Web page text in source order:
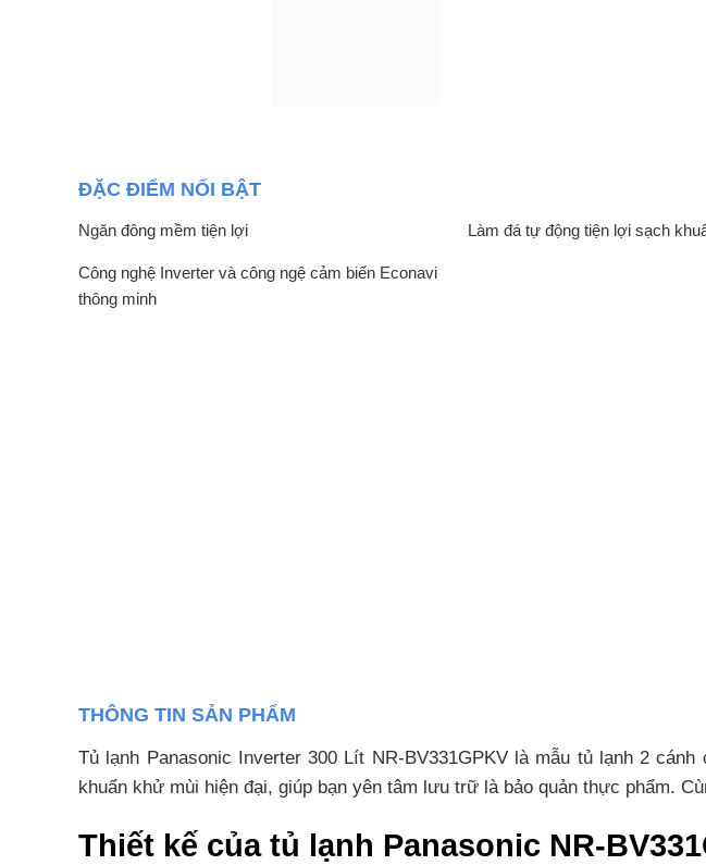
ĐẶC ĐIỂM NỔI BẬT
Ngăn đông mềm tiện lợi Làm đá tự động tiện lợi sạch
Công nghệ Inverter và công ngệ cảm biến Econavi
thông minh
THÔNG TIN SẢN PHẨM
Tủ lạnh Panasonic Inverter 300 Lít NR-BV331GPKV là mẫu tủ lạnh 2
khuẩn khử mùi hiện đại, giúp bạn yên tâm lưu trữ là bảo quản thực phẩm.
Thiết kế của tủ lạnh Panasonic NR-